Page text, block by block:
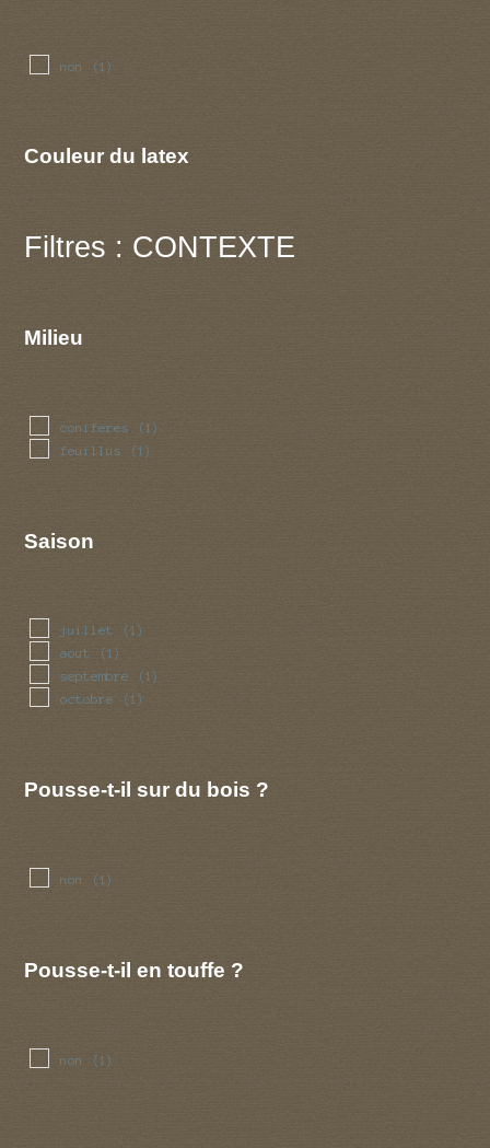
non (1)
Couleur du latex
Filtres : CONTEXTE
Milieu
coniferes (1)
feuillus (1)
Saison
juillet (1)
aout (1)
septembre (1)
octobre (1)
Pousse-t-il sur du bois ?
non (1)
Pousse-t-il en touffe ?
non (1)